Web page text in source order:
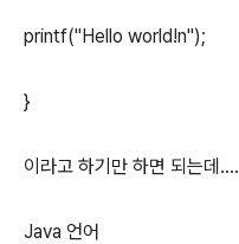
printf("Hello world!n");
}
이라고 하기만 하면 되는데....
Java 언어